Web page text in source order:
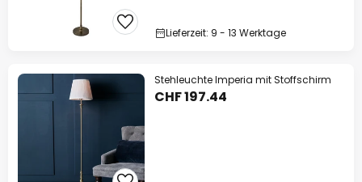
Lieferzeit: 9 - 13 Werktage
Stehleuchte Imperia mit Stoffschirm
CHF 197.44